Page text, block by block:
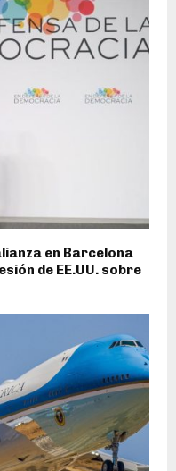
en Barcelona
de EE.UU. sobre